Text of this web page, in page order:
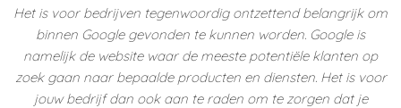
Het is voor bedrijven tegenwoordig ontzettend belangrijk om
binnen Google gevonden te kunnen worden. Google is
namelijk de website waar de meeste potentiële klanten op
zoek gaan naar bepaalde producten en diensten. Het is voor
jouw bedrijf dan ook aan te raden om te zorgen dat je